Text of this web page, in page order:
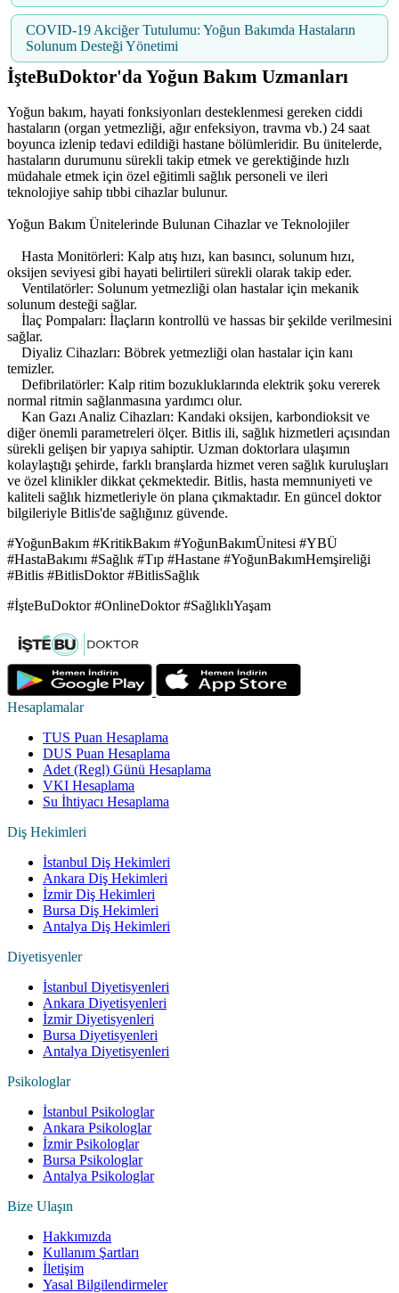
COVID-19 Akciğer Tutulumu: Yoğun Bakımda Hastaların
Solunum Desteği Yönetimi
İşteBuDoktor'da Yoğun Bakım Uzmanları
Yoğun bakım, hayati fonksiyonları desteklenmesi gereken ciddi
hastaların (organ yetmezliği, ağır enfeksiyon, travma vb.) 24 saat
boyunca izlenip tedavi edildiği hastane bölümleridir. Bu ünitelerde,
hastaların durumunu sürekli takip etmek ve gerektiğinde hızlı
müdahale etmek için özel eğitimli sağlık personeli ve ileri
teknolojiye sahip tıbbi cihazlar bulunur.
Yoğun Bakım Ünitelerinde Bulunan Cihazlar ve Teknolojiler
Hasta Monitörleri: Kalp atış hızı, kan basıncı, solunum hızı,
oksijen seviyesi gibi hayati belirtileri sürekli olarak takip eder.
Ventilatörler: Solunum yetmezliği olan hastalar için mekanik
solunum desteği sağlar.
İlaç Pompaları: İlaçların kontrollü ve hassas bir şekilde verilmesini
sağlar.
Diyaliz Cihazları: Böbrek yetmezliği olan hastalar için kanı
temizler.
Defibrilatörler: Kalp ritim bozukluklarında elektrik şoku vererek
normal ritmin sağlanmasına yardımcı olur.
Kan Gazı Analiz Cihazları: Kandaki oksijen, karbondioksit ve
diğer önemli parametreleri ölçer. Bitlis ili, sağlık hizmetleri açısından
sürekli gelişen bir yapıya sahiptir. Uzman doktorlara ulaşımın
kolaylaştığı şehirde, farklı branşlarda hizmet veren sağlık kuruluşları
ve özel klinikler dikkat çekmektedir. Bitlis, hasta memnuniyeti ve
kaliteli sağlık hizmetleriyle ön plana çıkmaktadır. En güncel doktor
bilgileriyle Bitlis'de sağlığınız güvende.
#YoğunBakım #KritikBakım #YoğunBakımÜnitesi #YBÜ
#HastaBakımı #Sağlık #Tıp #Hastane #YoğunBakımHemşireliği
#Bitlis #BitlisDoktor #BitlisSağlık
#İşteBuDoktor #OnlineDoktor #SağlıklıYaşam
Hesaplamalar
TUS Puan Hesaplama
DUS Puan Hesaplama
Adet (Regl) Günü Hesaplama
VKI Hesaplama
Su İhtiyacı Hesaplama
Diş Hekimleri
İstanbul Diş Hekimleri
Ankara Diş Hekimleri
İzmir Diş Hekimleri
Bursa Diş Hekimleri
Antalya Diş Hekimleri
Diyetisyenler
İstanbul Diyetisyenleri
Ankara Diyetisyenleri
İzmir Diyetisyenleri
Bursa Diyetisyenleri
Antalya Diyetisyenleri
Psikologlar
İstanbul Psikologlar
Ankara Psikologlar
İzmir Psikologlar
Bursa Psikologlar
Antalya Psikologlar
Bize Ulaşın
Hakkımızda
Kullanım Şartları
İletişim
Yasal Bilgilendirmeler